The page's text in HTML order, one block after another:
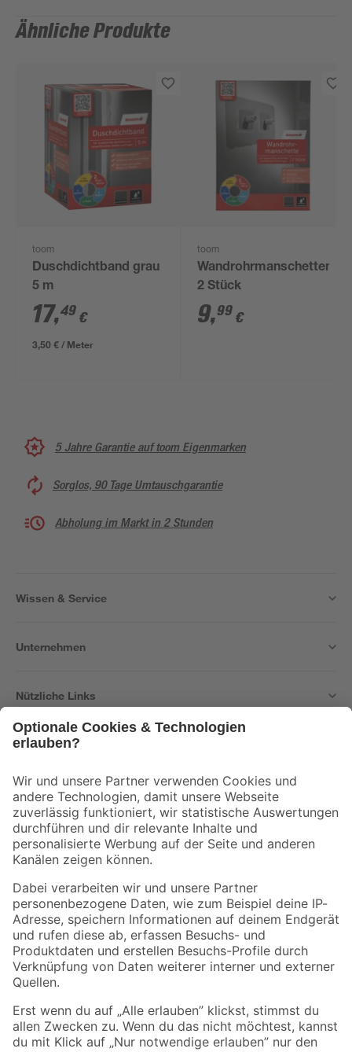
Ähnliche Produkte
toom
Duschdichtband grau
5 m
17,49 €
3,50 € / Meter
toom
Wandrohrmanschetten
2 Stück
9,99 €
5 Jahre Garantie auf toom Eigenmarken
Sorglos, 90 Tage Umtauschgarantie
Abholung im Markt in 2 Stunden
Wissen & Service
Unternehmen
Nützliche Links
Der toom Newsletter: Keine Angebote und Aktionen mehr verpassen!
Zur Newsletter Anmeldung
Folge uns
Zahlungsarten Versandarten
Sicher einkaufen
Jetzt die toom-App herunterladen